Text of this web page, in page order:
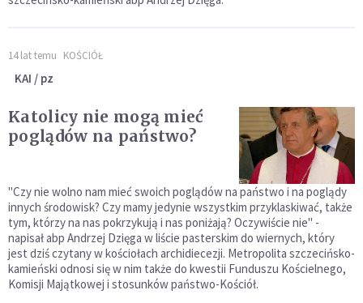
14 lat temu KOŚCIÓŁ
KAI / pz
Katolicy nie mogą mieć
poglądów na państwo?
"Czy nie wolno nam mieć swoich poglądów na państwo i na poglądy
innych środowisk? Czy mamy jedynie wszystkim przyklaskiwać, także
tym, którzy na nas pokrzykują i nas poniżają? Oczywiście nie" -
napisał abp Andrzej Dzięga w liście pasterskim do wiernych, który
jest dziś czytany w kościołach archidiecezji. Metropolita szczecińsko-
kamieński odnosi się w nim także do kwestii Funduszu Kościelnego,
Komisji Majątkowej i stosunków państwo-Kościół.